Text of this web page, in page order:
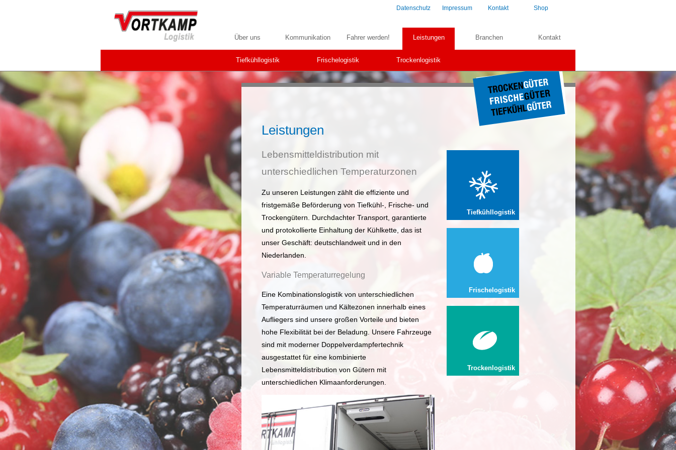
Shop
Kontakt
Impressum
Datenschutz
Über uns Kommunikation Fahrer werden! Leistungen Branchen Kontakt
Tiefkühllogistik Frischelogistik Trockenlogistik
Leistungen
Lebensmitteldistribution mit
unterschiedlichen Temperaturzonen
Zu unseren Leistungen zählt die effiziente und
fristgemäße Beförderung von Tiefkühl-, Frische- und
Trockengütern. Durchdachter Transport, garantierte
und protokollierte Einhaltung der Kühlkette, das ist
unser Geschäft: deutschlandweit und in den
Niederlanden.
Variable Temperaturregelung
Eine Kombinationslogistik von unterschiedlichen
Temperaturräumen und Kältezonen innerhalb eines
Aufliegers sind unsere großen Vorteile und bieten
hohe Flexibilität bei der Beladung. Unsere Fahrzeuge
sind mit moderner Doppelverdampfertechnik
ausgestattet für eine kombinierte
Lebensmitteldistribution von Gütern mit
unterschiedlichen Klimaanforderungen.
Tiefkühllogistik
Frischelogistik
Trockenlogistik